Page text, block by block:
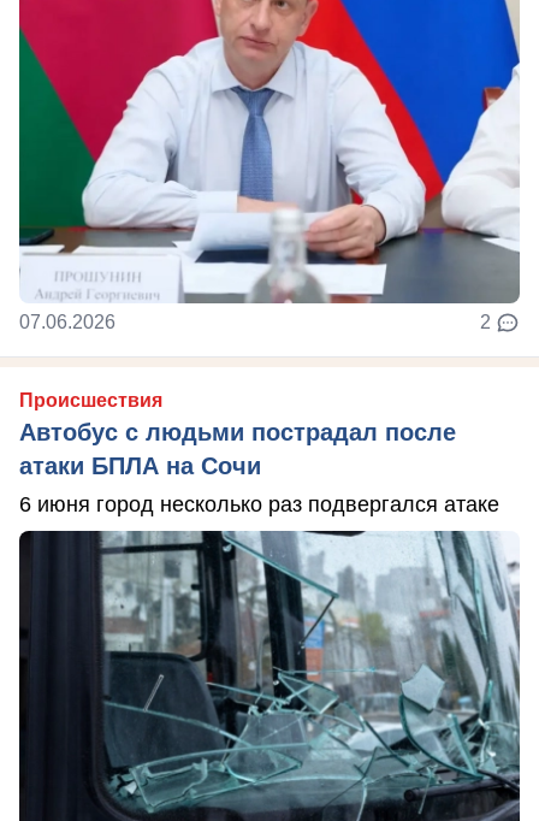
07.06.2026 2
Происшествия
Автобус с людьми пострадал после
атаки БПЛА на Сочи
6 июня город несколько раз подвергался атаке